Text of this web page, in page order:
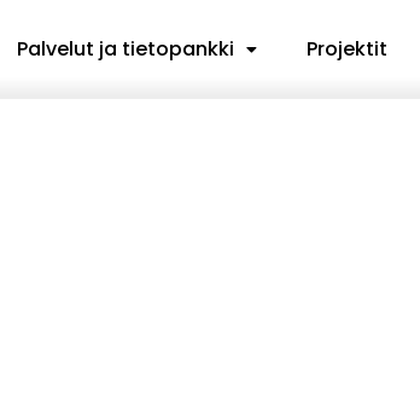
Palvelut ja tietopankki Projektit